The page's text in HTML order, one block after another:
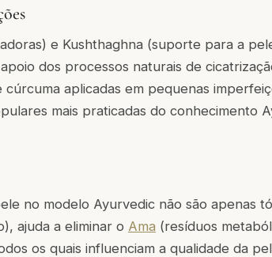
e Kushthaghna (suporte para a
dos processos naturais de
aplicadas em pequenas
mais praticadas do conhecimento
no modelo Ayurvedic não são apenas
ajuda a eliminar o Ama (resíduos
os quais influenciam a qualidade da